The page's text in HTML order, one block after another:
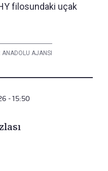
filosundaki uçak
ANADOLU AJANSI
- 15:50